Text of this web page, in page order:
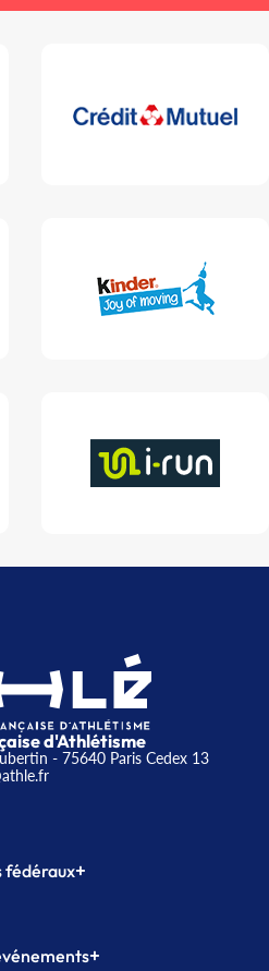
d'Athlétisme
- 75640 Paris Cedex 13
fédéraux+
Formation
+